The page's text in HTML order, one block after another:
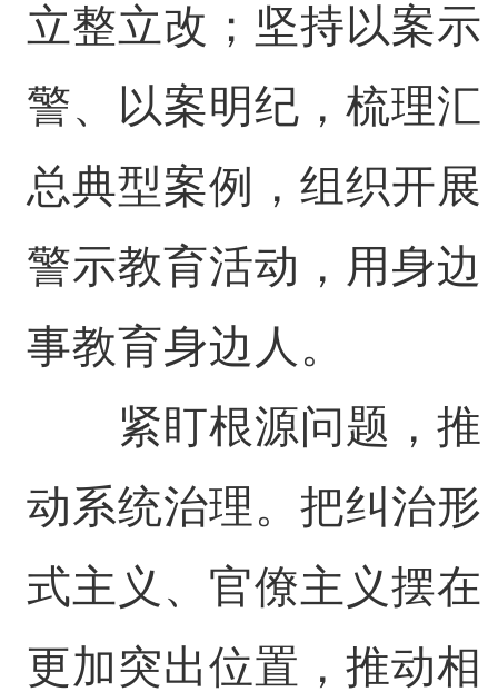
立整立改；坚持以案示
警、以案明纪，梳理汇
总典型案例，组织开展
警示教育活动，用身边
事教育身边人。
紧盯根源问题，推
动系统治理。把纠治形
式主义、官僚主义摆在
更加突出位置，推动相